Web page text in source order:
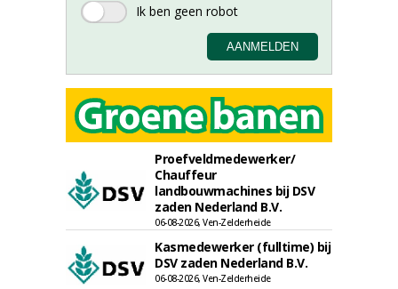
Proefveldmedewerker/
Chauffeur
landbouwmachines bij DSV
zaden Nederland B.V.
06-08-2026, Ven-Zelderheide
Kasmedewerker (fulltime) bij
DSV zaden Nederland B.V.
06-08-2026, Ven-Zelderheide